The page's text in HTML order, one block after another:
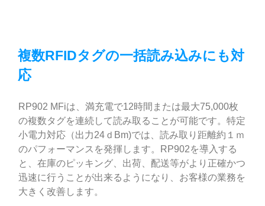
複数RFIDタグの一括読み込みにも対
応
RP902 MFiは、満充電で12時間または最大75,000枚
の複数タグを連続して読み取ることが可能です。特定
小電力対応（出力24ｄBm)では、読み取り距離約１ｍ
のパフォーマンスを発揮します。RP902を導入する
と、在庫のピッキング、出荷、配送等がより正確かつ
迅速に行うことが出来るようになり、お客様の業務を
大きく改善します。